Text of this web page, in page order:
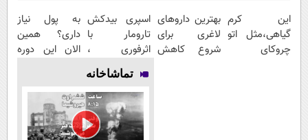
این کرم
گیاهی،مثل اتو
چروکای
بهترین داروهای
لاغری برای
شروع کاهش
اسپری بیدکش
تارومار با
اثرفوری ،
محافظ لباس در
مقابل بید
به پول نیاز
داری؟ همین
الان این دوره
نشده!
تماشاخانه